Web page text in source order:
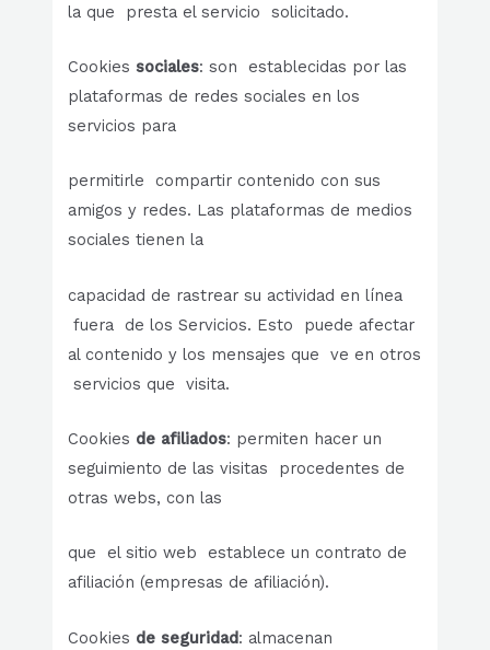
la que presta el servicio solicitado.
Cookies sociales: son establecidas por las
plataformas de redes sociales en los
servicios para
permitirle compartir contenido con sus
amigos y redes. Las plataformas de medios
sociales tienen la
capacidad de rastrear su actividad en línea
fuera de los Servicios. Esto puede afectar
al contenido y los mensajes que ve en otros
servicios que visita.
Cookies de afiliados: permiten hacer un
seguimiento de las visitas procedentes de
otras webs, con las
que el sitio web establece un contrato de
afiliación (empresas de afiliación).
Cookies de seguridad: almacenan